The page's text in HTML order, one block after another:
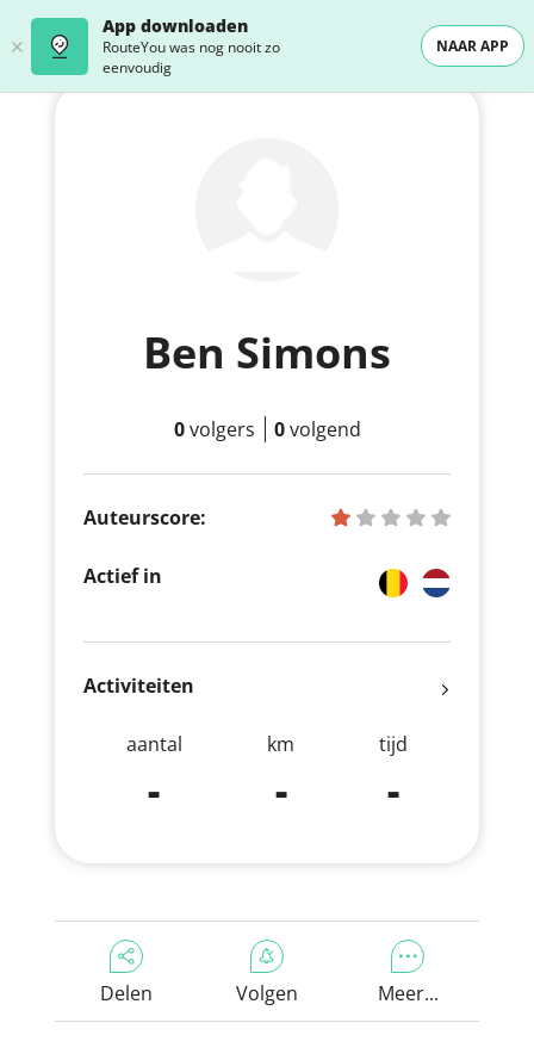
App downloaden
RouteYou was nog nooit zo
eenvoudig
NAAR APP
Ben Simons
0volgers 0volgend
Auteurscore:
Actief in
Activiteiten
aantal
-
km
-
tijd
-
Delen Volgen Meer...